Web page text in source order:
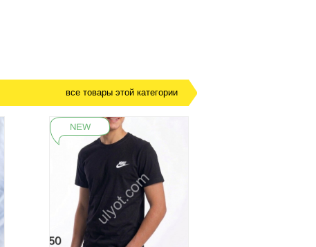
все товары этой категории